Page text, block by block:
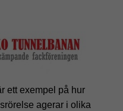
ett exempel på hur
agerar i olika